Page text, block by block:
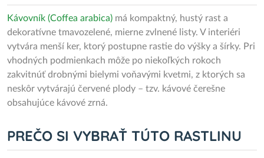
Kávovník (Coffea arabica) má kompaktný, hustý rast a
dekoratívne tmavozelené, mierne zvlnené listy. V interiéri
vytvára menší ker, ktorý postupne rastie do výšky a šírky. Pri
vhodných podmienkach môže po niekoľkých rokoch
zakvitnúť drobnými bielymi voňavými kvetmi, z ktorých sa
neskôr vytvárajú červené plody – tzv. kávové čerešne
obsahujúce kávové zrná.
PREČO SI VYBRAŤ TÚTO RASTLINU